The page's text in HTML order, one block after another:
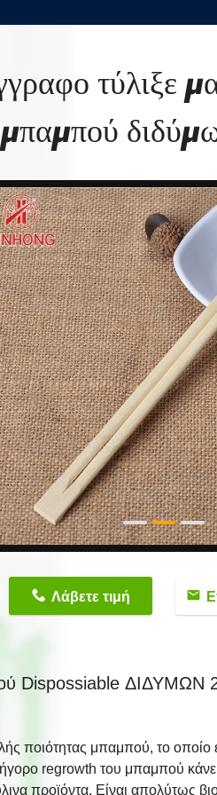
τύλιξε
μπαμπού
Λάβετε τιμή
Dispossiable ΔΙΔΥΜΩΝ
ποιότητας μπαμπού, το οποίο
regrowth του μπαμπού
προϊόντα. Είναι απολύτως